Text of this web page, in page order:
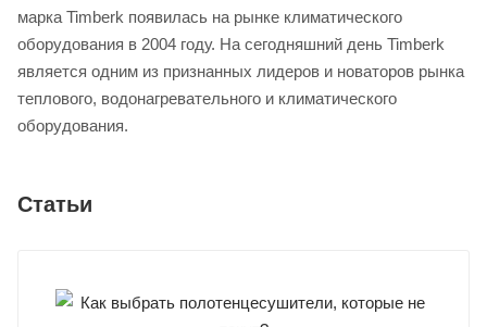
марка Timberk появилась на рынке климатического
оборудования в 2004 году. На сегодняшний день Timberk
является одним из признанных лидеров и новаторов рынка
теплового, водонагревательного и климатического
оборудования.
Статьи